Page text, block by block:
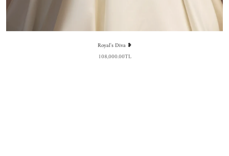
Royal's Diva ❥
108,000.00TL